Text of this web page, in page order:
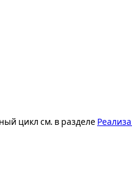
цикл см. в разделе